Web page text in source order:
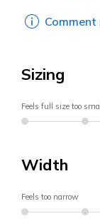
Sizing
Feels full size too
Width
Feels too narrow